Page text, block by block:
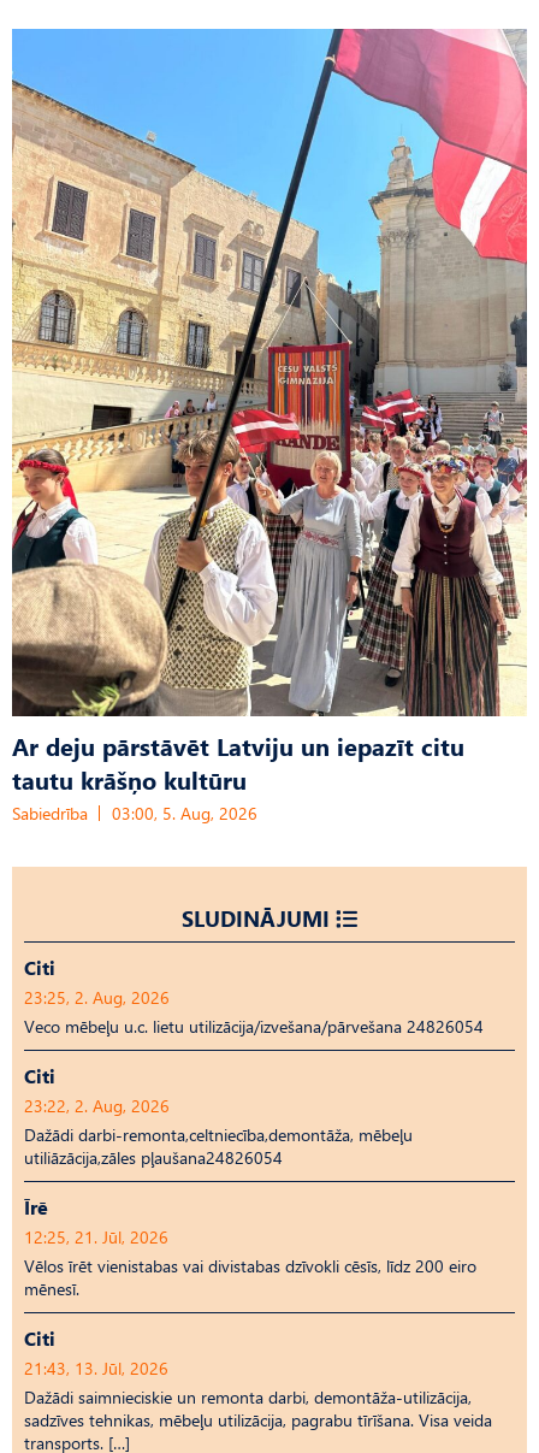
Ar deju pārstāvēt Latviju un iepazīt citu
tautu krāšņo kultūru
Sabiedrība 03:00, 5. Aug, 2026
SLUDINĀJUMI
Citi
23:25, 2. Aug, 2026
Veco mēbeļu u.c. lietu utilizācija/izvešana/pārvešana 24826054
Citi
23:22, 2. Aug, 2026
Dažādi darbi-remonta,celtniecība,demontāža, mēbeļu
utiliāzācija,zāles pļaušana24826054
Īrē
12:25, 21. Jūl, 2026
Vēlos īrēt vienistabas vai divistabas dzīvokli cēsīs, līdz 200 eiro
mēnesī.
Citi
21:43, 13. Jūl, 2026
Dažādi saimnieciskie un remonta darbi, demontāža-utilizācija,
sadzīves tehnikas, mēbeļu utilizācija, pagrabu tīrīšana. Visa veida
transports. […]